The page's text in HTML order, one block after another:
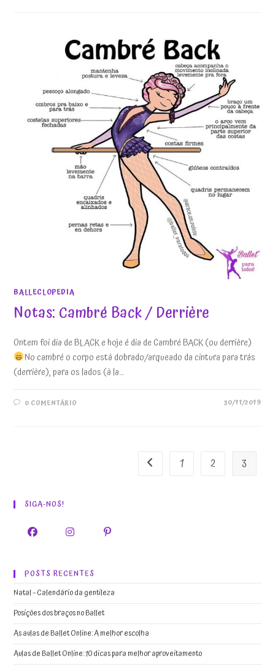
BALLECLOPEDIA
Notas: Cambré Back / Derrière
Ontem foi dia de BLACK e hoje é dia de Cambré BACK (ou derrière)
No cambré o corpo está dobrado/arqueado da cintura para trás
(derrière), para os lados (à la…
0 COMENTÁRIO 30/11/2019
Ir para a página anterior
1 2 3
SIGA-NOS!
POSTS RECENTES
Natal – Calendário da gentileza
Posições dos braços no Ballet
As aulas de Ballet Online: A melhor escolha
Aulas de Ballet Online: 10 dicas para melhor aproveitamento